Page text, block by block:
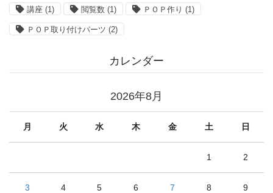
講座 (1) 閲覧数 (1) ＰＯＰ作り (1)
ＰＯＰ取り付けパーツ (2)
カレンダー
2026年8月
月 火 水 木 金 土 日
1 2
3 4 5 6 7 8 9